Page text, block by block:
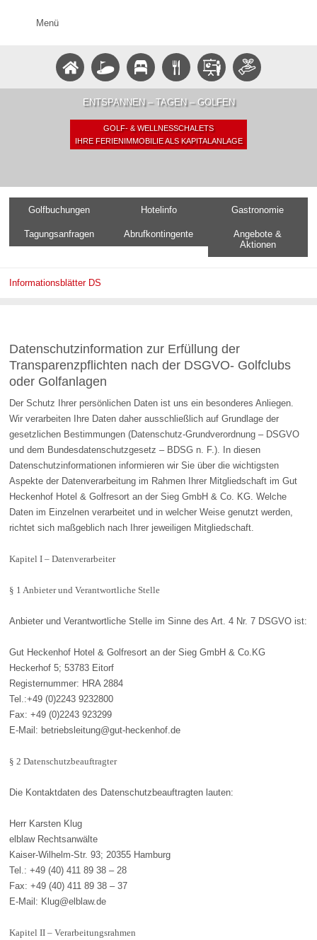
Menü
ENTSPANNEN – TAGEN – GOLFEN
GOLF- & WELLNESSCHALETS
IHRE FERIENIMMOBILIE ALS KAPITALANLAGE
Golfbuchungen Hotelinfo Gastronomie
Tagungsanfragen Abrufkontingente
Angebote &
Aktionen
Informationsblätter DS
Datenschutzinformation zur Erfüllung der
Transparenzpflichten nach der DSGVO- Golfclubs
oder Golfanlagen
Der Schutz Ihrer persönlichen Daten ist uns ein besonderes Anliegen.
Wir verarbeiten Ihre Daten daher ausschließlich auf Grundlage der
gesetzlichen Bestimmungen (Datenschutz-Grundverordnung – DSGVO
und dem Bundesdatenschutzgesetz – BDSG n. F.). In diesen
Datenschutzinformationen informieren wir Sie über die wichtigsten
Aspekte der Datenverarbeitung im Rahmen Ihrer Mitgliedschaft im Gut
Heckenhof Hotel & Golfresort an der Sieg GmbH & Co. KG. Welche
Daten im Einzelnen verarbeitet und in welcher Weise genutzt werden,
richtet sich maßgeblich nach Ihrer jeweiligen Mitgliedschaft.
Kapitel I – Datenverarbeiter
§ 1 Anbieter und Verantwortliche Stelle
Anbieter und Verantwortliche Stelle im Sinne des Art. 4 Nr. 7 DSGVO ist:
Gut Heckenhof Hotel & Golfresort an der Sieg GmbH & Co.KG
Heckerhof 5; 53783 Eitorf
Registernummer: HRA 2884
Tel.:+49 (0)2243 9232800
Fax: +49 (0)2243 923299
E-Mail: betriebsleitung@gut-heckenhof.de
§ 2 Datenschutzbeauftragter
Die Kontaktdaten des Datenschutzbeauftragten lauten:
Herr Karsten Klug
elblaw Rechtsanwälte
Kaiser-Wilhelm-Str. 93; 20355 Hamburg
Tel.: +49 (40) 411 89 38 – 28
Fax: +49 (40) 411 89 38 – 37
E-Mail: Klug@elblaw.de
Kapitel II – Verarbeitungsrahmen